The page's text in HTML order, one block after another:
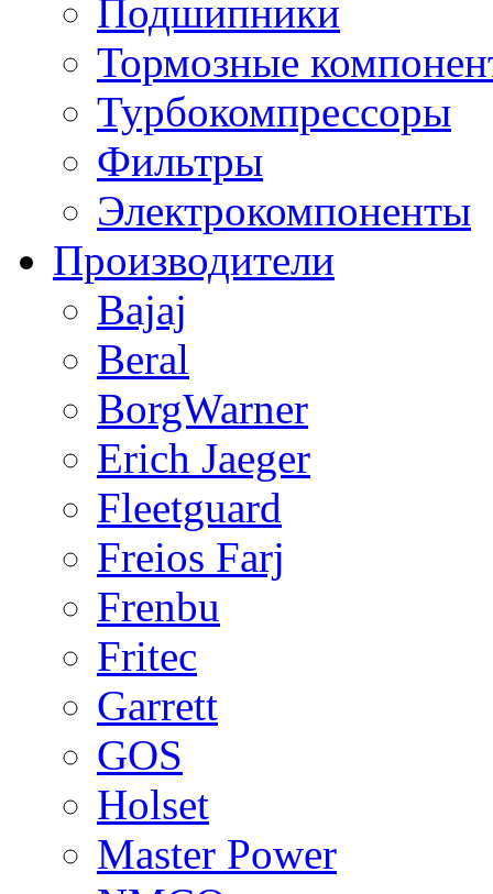
Подшипники
Тормозные
Турбокомпрессоры
Фильтры
Электрокомпоненты
Производители
Bajaj
Beral
BorgWarner
Erich Jaeger
Fleetguard
Freios Farj
Frenbu
Fritec
Garrett
GOS
Holset
Master Power